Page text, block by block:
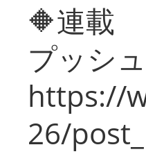
🔶連載
プッシ
https://
26/